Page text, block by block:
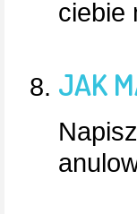
ciebie
JAK